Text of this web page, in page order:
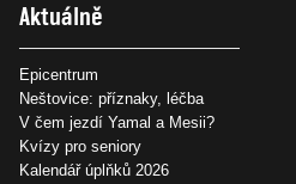
Aktuálně
Epicentrum
Neštovice: příznaky, léčba
V čem jezdí Yamal a Mesii?
Kvízy pro seniory
Kalendář úplňků 2026